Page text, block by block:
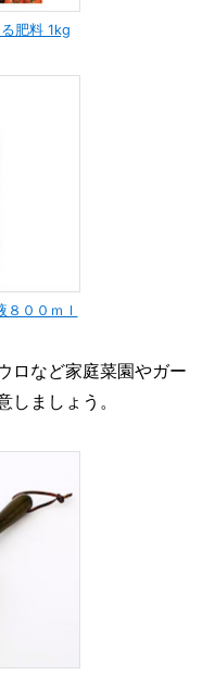
肥料 1kg
００ｍｌ
ロなど家庭菜園やガー
しましょう。